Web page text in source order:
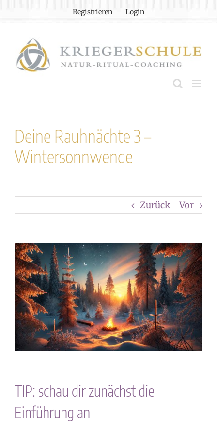
springen
Registrieren Login
Deine Rauhnächte 3 –
Wintersonnwende
Zurück Vor
Zeige
grösseres
Bild
TIP: schau dir zunächst die
Einführung an